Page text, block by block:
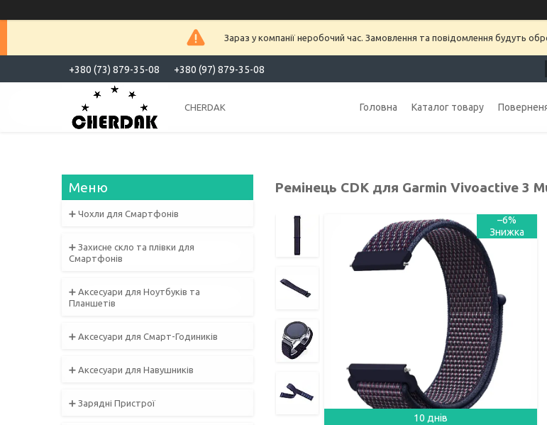
Зараз у компанії неробочий час. Замовлення та повідомлення будуть
+380 (73) 879-35-08 +380 (97) 879-35-08
CHERDAK Головна Каталог товару
Ремінець CDK для Garmin Vivoactive 3
–6%
10 днів
➕ Чохли для Смартфонів
➕ Захисне скло та плівки для
Смартфонів
➕ Аксесуари для Ноутбуків та
Планшетів
➕ Аксесуари для Смарт-Годиників
➕ Аксесуари для Навушників
➕ Зарядні Пристрої